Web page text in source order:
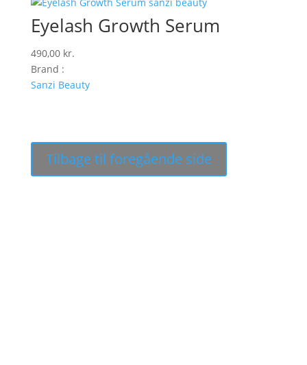
Eyelash Growth Serum
490,00 kr.
Brand :
Sanzi Beauty